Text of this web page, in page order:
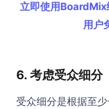
立即使用BoardMix
用户
6. 考虑受众细分
受众细分是根据至